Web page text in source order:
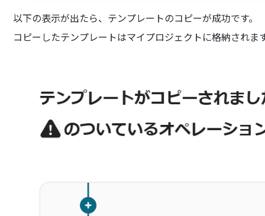
以下の表示が出たら、テンプレートのコピーが成功です。
コピーしたテンプレートはマイプロジェクトに格納されま